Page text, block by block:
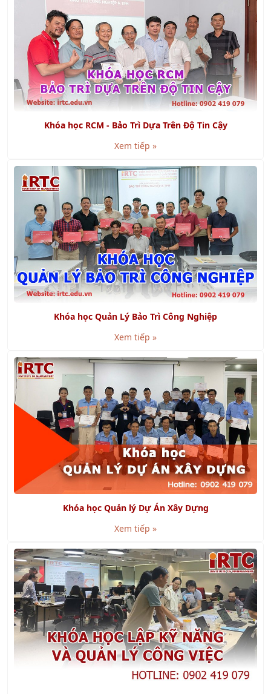
Khóa học RCM - Bảo Trì Dựa Trên Độ Tin Cậy
Xem tiếp »
Khóa học Quản Lý Bảo Trì Công Nghiệp
Xem tiếp »
Khóa học Quản lý Dự Án Xây Dựng
Xem tiếp »
Khóa học Kỹ năng Lập kế hoạch và Tổ chức công việc